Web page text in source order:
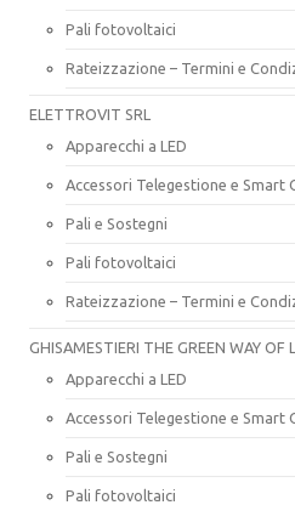
Pali fotovoltaici
Rateizzazione – Termini e
ELETTROVIT SRL
Apparecchi a LED
Accessori Telegestione e Smart
Pali e Sostegni
Pali fotovoltaici
Rateizzazione – Termini e
GHISAMESTIERI THE GREEN WAY OF
Apparecchi a LED
Accessori Telegestione e Smart
Pali e Sostegni
Pali fotovoltaici